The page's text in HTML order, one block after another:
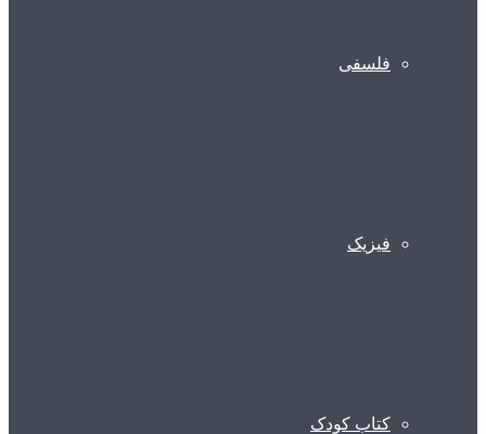
فلسفی
فیزیک
کتاب کودک